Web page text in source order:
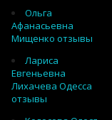
Ольга
Афанасьевна
Мищенко отзывы
Лариса
Евгеньевна
Лихачева Одесса
отзывы